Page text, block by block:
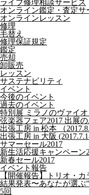
ライブ修理相談サービス
オンライン鑑定・査定サ
オンラインレッスン
修理
毛替え
修理保証規定
鑑定
売却
卸販売
レッスン
サステナビリティ
イベント
今後のイベント
過去のイベント
特別展 ミラノのヴァイオ
弦楽器フェア2017 出展
出張工房 in 松本 （
出張工房 in 大阪
サマーセール2017
新生活応援キャンペーン
新春セール2017
イベント報告
【開催報告】トリオ・
結果発表〜あなたが選
5回